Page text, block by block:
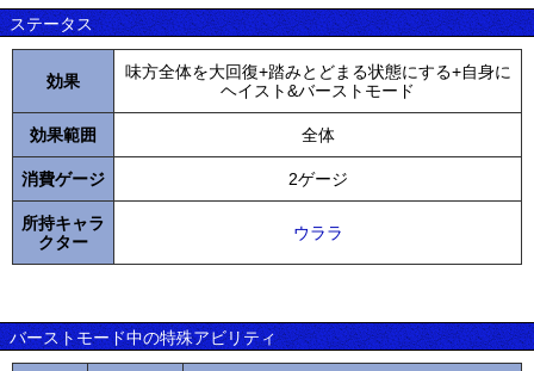
ステータス
効果
味方全体を大回復+踏みとどまる状態にする+自身に
ヘイスト&バーストモード
効果範囲 全体
消費ゲージ 2ゲージ
所持キャラ
クター
ウララ
バーストモード中の特殊アビリティ